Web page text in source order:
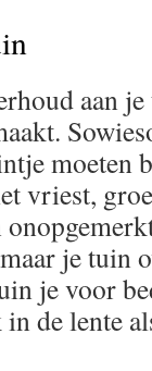
aan
moeten
vriest,
je tuin
je voor
de lente